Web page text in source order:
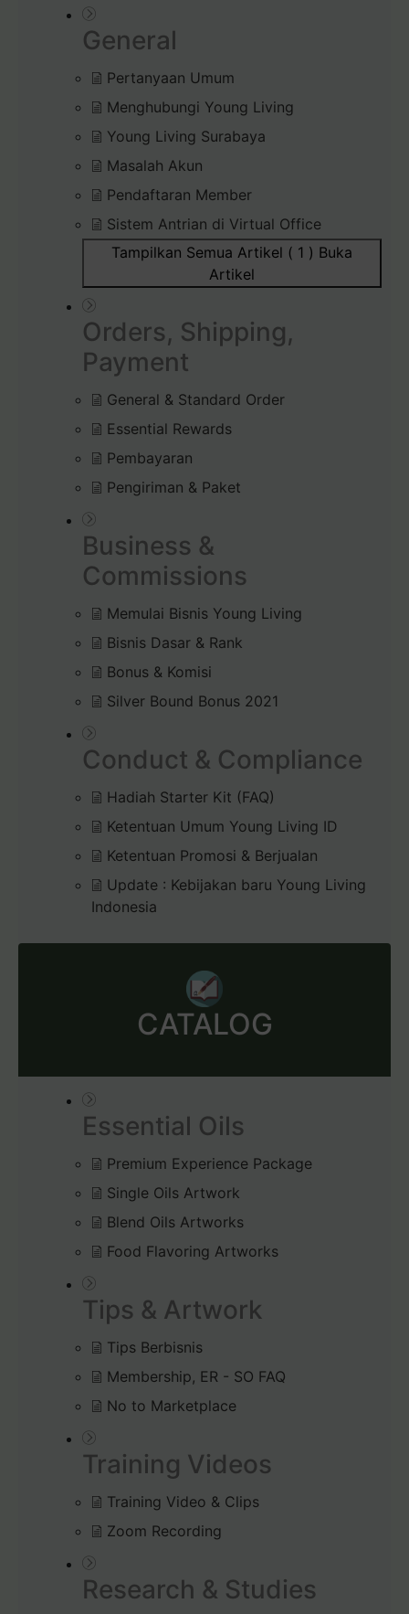
General
Pertanyaan Umum
Menghubungi Young Living
Young Living Surabaya
Masalah Akun
Pendaftaran Member
Sistem Antrian di Virtual Office
Tampilkan Semua Artikel ( 1 ) Buka
Artikel
Orders, Shipping,
Payment
General & Standard Order
Essential Rewards
Pembayaran
Pengiriman & Paket
Business &
Commissions
Memulai Bisnis Young Living
Bisnis Dasar & Rank
Bonus & Komisi
Silver Bound Bonus 2021
Conduct & Compliance
Hadiah Starter Kit (FAQ)
Ketentuan Umum Young Living ID
Ketentuan Promosi & Berjualan
Update : Kebijakan baru Young Living
Indonesia
CATALOG
Essential Oils
Premium Experience Package
Single Oils Artwork
Blend Oils Artworks
Food Flavoring Artworks
Tips & Artwork
Tips Berbisnis
Membership, ER - SO FAQ
No to Marketplace
Training Videos
Training Video & Clips
Zoom Recording
Research & Studies